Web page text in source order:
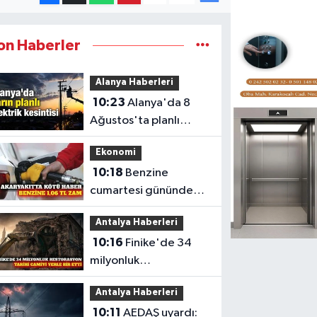
Haberler
Alanya Haberleri
10:23 Alanya'da 8
Ağustos'ta planlı
elektrik kesintisi
Ekonomi
10:18
cumartesi gününden
itibaren 1,06 TL zam
bekleniyor
Antalya Haberleri
10:16
milyonluk
restorasyonda tarihi
cami yıkıldı
Antalya Haberleri
10:11 AEDAŞ uyardı: